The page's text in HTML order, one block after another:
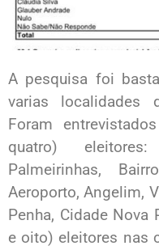
A pesquisa foi
varias localidades
Foram
quatro)
Palmeirinhas,
Aeroporto, Angelim,
Penha, Cidade
e oito) eleitores nas